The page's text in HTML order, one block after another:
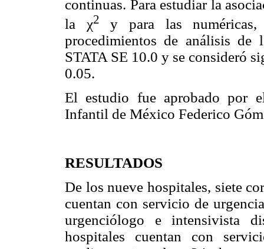
continuas. Para estudiar la
la χ2
y para las
procedimientos de análisis de
STATA SE 10.0 y se consideró
0.05.
El estudio fue aprobado por
Infantil de México Federico
RESULTADOS
De los nueve hospitales, siete
cuentan con servicio de
urgenciólogo e intensivista
hospitales cuentan con